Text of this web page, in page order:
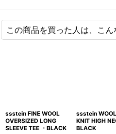
この商品を買った人は、こ
ssstein FINE WOOL
OVERSIZED LONG
SLEEVE TEE ・BLACK
ssstein
KNIT HIGH
BLACK